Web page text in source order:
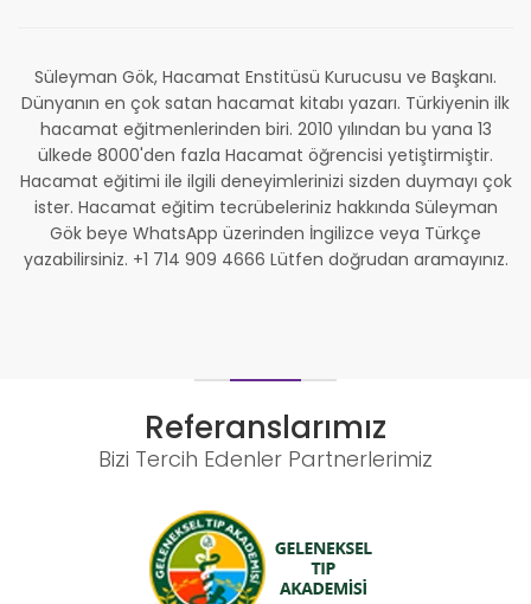
Süleyman Gök, Hacamat Enstitüsü Kurucusu ve Başkanı.
Dünyanın en çok satan hacamat kitabı yazarı. Türkiyenin ilk
hacamat eğitmenlerinden biri. 2010 yılından bu yana 13
ülkede 8000'den fazla Hacamat öğrencisi yetiştirmiştir.
Hacamat eğitimi ile ilgili deneyimlerinizi sizden duymayı çok
ister. Hacamat eğitim tecrübeleriniz hakkında Süleyman
Gök beye WhatsApp üzerinden İngilizce veya Türkçe
yazabilirsiniz. +1 714 909 4666 Lütfen doğrudan aramayınız.
Referanslarımız
Bizi Tercih Edenler Partnerlerimiz